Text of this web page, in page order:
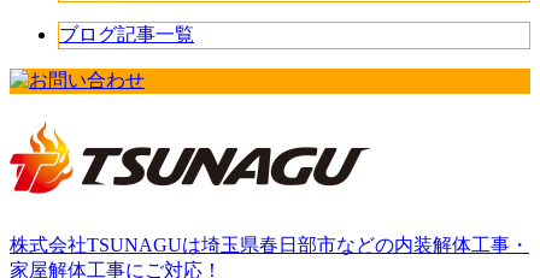
ブログ記事一覧
株式会社TSUNAGUは埼玉県春日部市などの内装解体工事・
家屋解体工事にご対応！